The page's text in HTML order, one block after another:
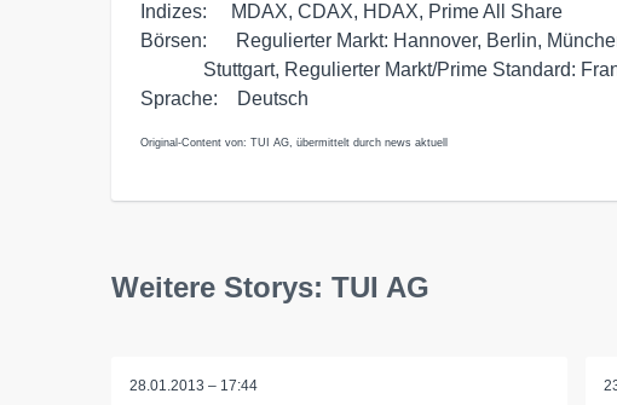
Indizes:     MDAX, CDAX, HDAX, Prime All Share
Börsen:      Regulierter Markt: Hannover, Berlin,
Original-Content von: TUI AG, übermittelt durch news aktuell
Weitere Storys: TUI AG
28.01.2013 – 17:44